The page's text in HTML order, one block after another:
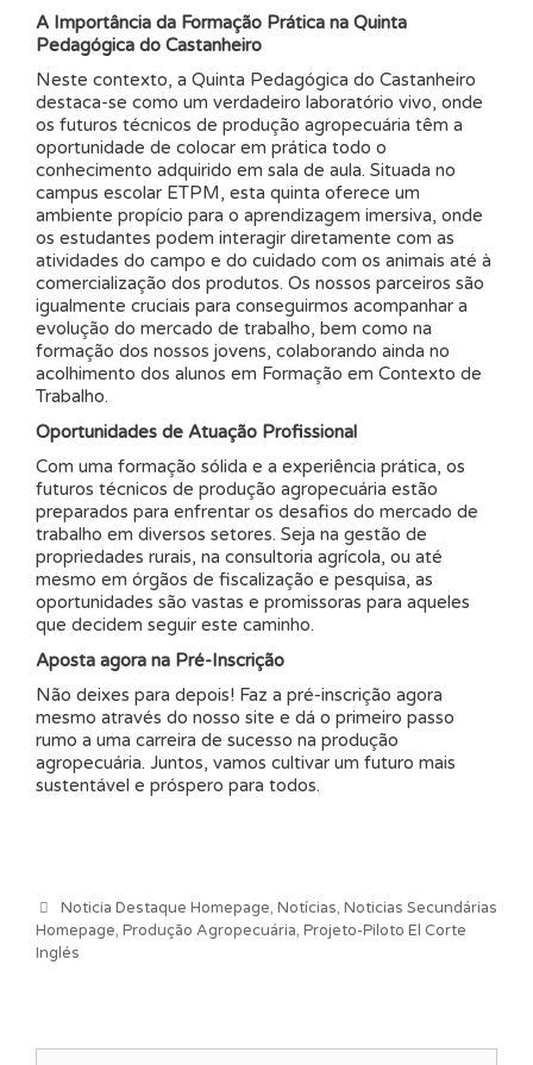
A Importância da Formação Prática na Quinta
Pedagógica do Castanheiro
Neste contexto, a Quinta Pedagógica do Castanheiro
destaca-se como um verdadeiro laboratório vivo, onde
os futuros técnicos de produção agropecuária têm a
oportunidade de colocar em prática todo o
conhecimento adquirido em sala de aula. Situada no
campus escolar ETPM, esta quinta oferece um
ambiente propício para o aprendizagem imersiva, onde
os estudantes podem interagir diretamente com as
atividades do campo e do cuidado com os animais até à
comercialização dos produtos. Os nossos parceiros são
igualmente cruciais para conseguirmos acompanhar a
evolução do mercado de trabalho, bem como na
formação dos nossos jovens, colaborando ainda no
acolhimento dos alunos em Formação em Contexto de
Trabalho.
Oportunidades de Atuação Profissional
Com uma formação sólida e a experiência prática, os
futuros técnicos de produção agropecuária estão
preparados para enfrentar os desafios do mercado de
trabalho em diversos setores. Seja na gestão de
propriedades rurais, na consultoria agrícola, ou até
mesmo em órgãos de fiscalização e pesquisa, as
oportunidades são vastas e promissoras para aqueles
que decidem seguir este caminho.
Aposta agora na Pré-Inscrição
Não deixes para depois! Faz a pré-inscrição agora
mesmo através do nosso site e dá o primeiro passo
rumo a uma carreira de sucesso na produção
agropecuária. Juntos, vamos cultivar um futuro mais
sustentável e próspero para todos.
Categorias
Noticia Destaque Homepage, Notícias, Noticias Secundárias
Homepage, Produção Agropecuária, Projeto-Piloto El Corte
Inglés